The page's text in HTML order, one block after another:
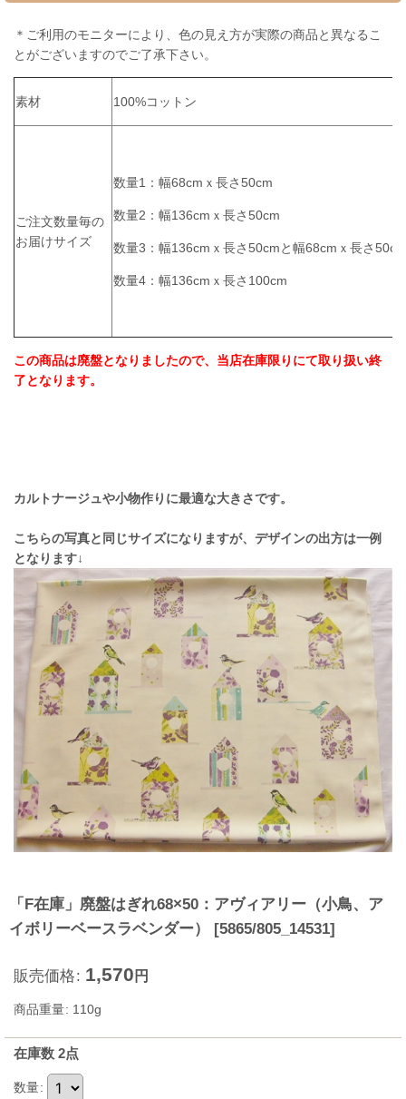
＊ご利用のモニターにより、色の見え方が実際の商品と異なるこ
とがございますのでご了承下さい。
素材 100%コットン
ご注文数量毎の
お届けサイズ
数量1：幅68cmｘ長さ50cm
数量2：幅136cmｘ長さ50cm
数量3： 幅136cmｘ長さ50cmと幅68cmｘ長さ
数量4：幅136cmｘ長さ100cm
この商品は廃盤となりましたので、当店在庫限りにて取り扱い終
了となります。
カルトナージュや小物作りに最適な大きさです。
こちらの写真と同じサイズになりますが、デザインの出方は一例
となります↓
「F在庫」廃盤はぎれ68×50：アヴィアリー（小鳥、ア
イボリーベースラベンダー）
[5865/805_14531]
販売価格: 1,570 円
商品重量: 110g
在庫数 2点
数量: